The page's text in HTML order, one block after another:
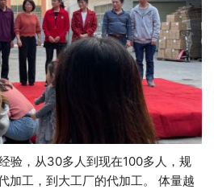
验，从30多人到现在100多人，规
加工，到大工厂的代加工。 体量越